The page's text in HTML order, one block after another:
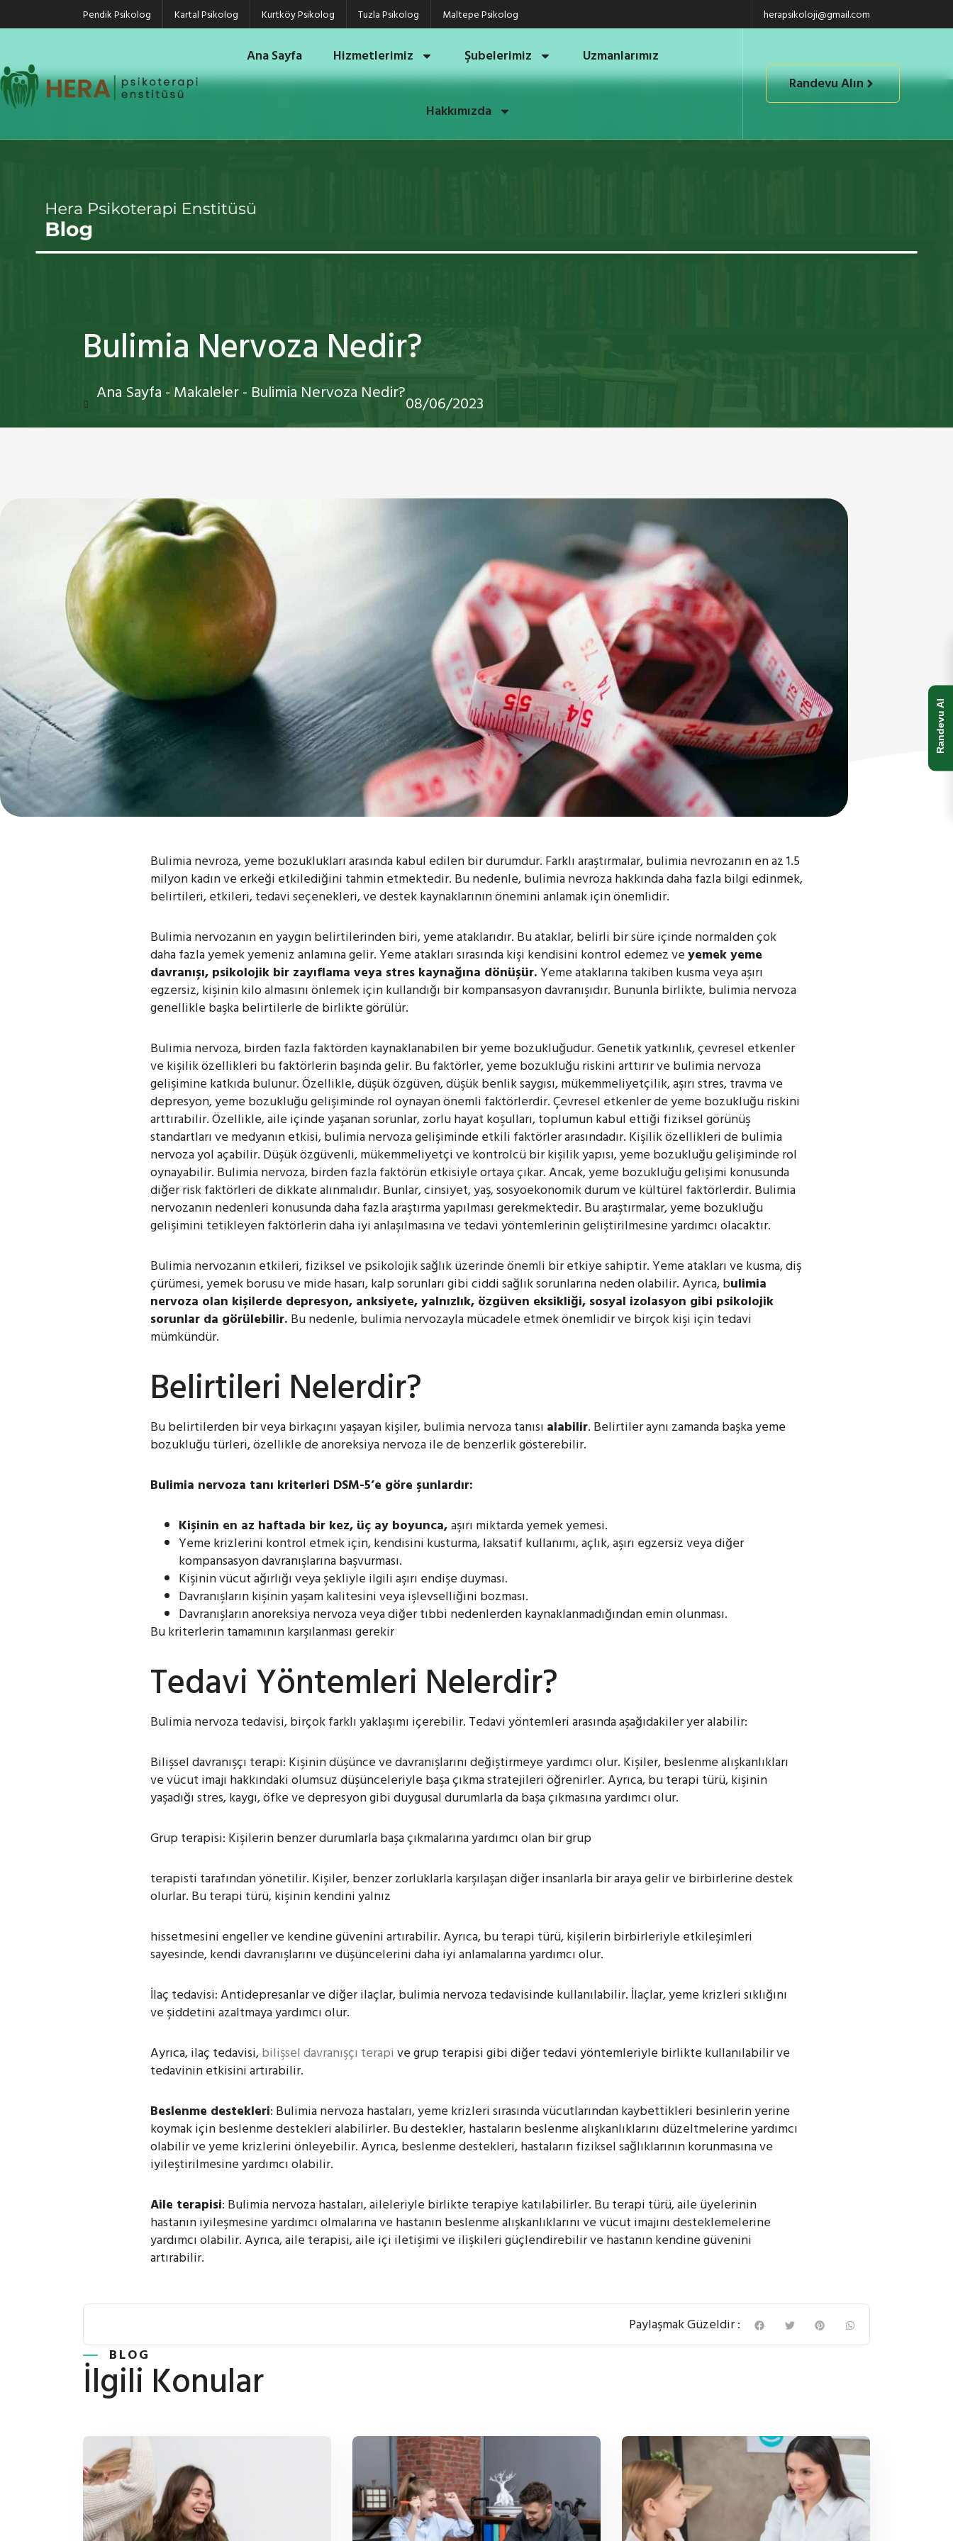
Pendik Psikolog Kartal Psikolog Kurtköy Psikolog Tuzla Psikolog Maltepe Psikolog herapsikoloji@gmail.com
Ana Sayfa Hizmetlerimiz Şubelerimiz Uzmanlarımız
Hakkımızda
Randevu Alın
Bulimia Nervoza Nedir?
Ana Sayfa-Makaleler- Bulimia Nervoza Nedir?08/06/2023
Bulimia nevroza, yeme bozuklukları arasında kabul edilen bir durumdur. Farklı araştırmalar, bulimia nevrozanın en az 1.5
milyon kadın ve erkeği etkilediğini tahmin etmektedir. Bu nedenle, bulimia nevroza hakkında daha fazla bilgi edinmek,
belirtileri, etkileri, tedavi seçenekleri, ve destek kaynaklarının önemini anlamak için önemlidir.
Bulimia nervozanın en yaygın belirtilerinden biri, yeme ataklarıdır. Bu ataklar, belirli bir süre içinde normalden çok
daha fazla yemek yemeniz anlamına gelir. Yeme atakları sırasında kişi kendisini kontrol edemez veyemek yeme
davranışı, psikolojik bir zayıflama veya stres kaynağına dönüşür.Yeme ataklarına takiben kusma veya aşırı
egzersiz, kişinin kilo almasını önlemek için kullandığı bir kompansasyon davranışıdır. Bununla birlikte, bulimia nervoza
genellikle başka belirtilerle de birlikte görülür.
Bulimia nervoza, birden fazla faktörden kaynaklanabilen bir yeme bozukluğudur. Genetik yatkınlık, çevresel etkenler
ve kişilik özellikleri bu faktörlerin başında gelir. Bu faktörler, yeme bozukluğu riskini arttırır ve bulimia nervoza
gelişimine katkıda bulunur. Özellikle, düşük özgüven, düşük benlik saygısı, mükemmeliyetçilik, aşırı stres, travma ve
depresyon, yeme bozukluğu gelişiminde rol oynayan önemli faktörlerdir. Çevresel etkenler de yeme bozukluğu riskini
arttırabilir. Özellikle, aile içinde yaşanan sorunlar, zorlu hayat koşulları, toplumun kabul ettiği fiziksel görünüş
standartları ve medyanın etkisi, bulimia nervoza gelişiminde etkili faktörler arasındadır. Kişilik özellikleri de bulimia
nervoza yol açabilir. Düşük özgüvenli, mükemmeliyetçi ve kontrolcü bir kişilik yapısı, yeme bozukluğu gelişiminde rol
oynayabilir. Bulimia nervoza, birden fazla faktörün etkisiyle ortaya çıkar. Ancak, yeme bozukluğu gelişimi konusunda
diğer risk faktörleri de dikkate alınmalıdır. Bunlar, cinsiyet, yaş, sosyoekonomik durum ve kültürel faktörlerdir. Bulimia
nervozanın nedenleri konusunda daha fazla araştırma yapılması gerekmektedir. Bu araştırmalar, yeme bozukluğu
gelişimini tetikleyen faktörlerin daha iyi anlaşılmasına ve tedavi yöntemlerinin geliştirilmesine yardımcı olacaktır.
Bulimia nervozanın etkileri, fiziksel ve psikolojik sağlık üzerinde önemli bir etkiye sahiptir. Yeme atakları ve kusma, diş
çürümesi, yemek borusu ve mide hasarı, kalp sorunları gibi ciddi sağlık sorunlarına neden olabilir. Ayrıca, bulimia
nervoza olan kişilerde depresyon, anksiyete,yalnızlık, özgüven eksikliği, sosyal izolasyon gibi psikolojik
sorunlar da görülebilir. Bu nedenle, bulimia nervozayla mücadele etmek önemlidir ve birçok kişi için tedavi
mümkündür.
Belirtileri Nelerdir?
Bu belirtilerden bir veya birkaçını yaşayan kişiler, bulimia nervoza tanısı alabilir. Belirtiler aynı zamanda başka yeme
bozukluğu türleri, özellikle de anoreksiya nervoza ile de benzerlik gösterebilir.
Bulimia nervoza tanı kriterleri DSM-5’e göre şunlardır:
Kişinin en az haftada bir kez, üç ay boyunca,aşırı miktarda yemekyemesi.
Yeme krizlerini kontrol etmek için, kendisini kusturma, laksatif kullanımı, açlık, aşırı egzersiz veya diğer
kompansasyon davranışlarına başvurması.
Kişinin vücut ağırlığı veya şekliyle ilgili aşırı endişeduyması.
Davranışların kişinin yaşam kalitesini veya işlevselliğini bozması.
Davranışların anoreksiya nervoza veya diğer tıbbi nedenlerden kaynaklanmadığından emin olunması.
Bu kriterlerin tamamının karşılanmasıgerekir
TedaviYöntemleri Nelerdir?
Bulimia nervoza tedavisi, birçok farklı yaklaşımı içerebilir. Tedavi yöntemleri arasında aşağıdakiler yer alabilir:
Bilişsel davranışçı terapi: Kişinin düşünce ve davranışlarını değiştirmeye yardımcı olur. Kişiler, beslenme alışkanlıkları
ve vücut imajı hakkındaki olumsuz düşünceleriyle başa çıkma stratejileri öğrenirler. Ayrıca, bu terapi türü, kişinin
yaşadığı stres, kaygı, öfke ve depresyon gibi duygusal durumlarla da başa çıkmasına yardımcı olur.
Grup terapisi: Kişilerin benzer durumlarla başa çıkmalarına yardımcı olan birgrup
terapisti tarafından yönetilir. Kişiler, benzer zorluklarla karşılaşan diğer insanlarla bir araya gelir ve birbirlerine destek
olurlar. Bu terapi türü, kişinin kendini yalnız
hissetmesini engeller ve kendine güvenini artırabilir. Ayrıca, bu terapi türü, kişilerin birbirleriyle etkileşimleri
sayesinde, kendi davranışlarını ve düşüncelerini daha iyi anlamalarına yardımcı olur.
İlaç tedavisi: Antidepresanlar ve diğer ilaçlar, bulimia nervoza tedavisinde kullanılabilir. İlaçlar, yeme krizleri sıklığını
ve şiddetini azaltmaya yardımcı olur.
Ayrıca, ilaç tedavisi,bilişsel davranışçı terapi ve grup terapisi gibi diğer tedavi yöntemleriyle birlikte kullanılabilir ve
tedavinin etkisini artırabilir.
Beslenme destekleri: Bulimia nervoza hastaları, yeme krizleri sırasında vücutlarından kaybettikleri besinlerin yerine
koymak için beslenme destekleri alabilirler. Bu destekler, hastaların beslenme alışkanlıklarını düzeltmelerine yardımcı
olabilir ve yeme krizlerini önleyebilir. Ayrıca, beslenme destekleri, hastaların fiziksel sağlıklarının korunmasına ve
iyileştirilmesine yardımcı olabilir.
Aile terapisi: Bulimia nervoza hastaları, aileleriyle birlikte terapiye katılabilirler. Bu terapi türü, aile üyelerinin
hastanın iyileşmesine yardımcı olmalarına vehastanınbeslenme alışkanlıklarını ve vücut imajını desteklemelerine
yardımcı olabilir. Ayrıca, aile terapisi, aile içi iletişimi ve ilişkileri güçlendirebilir ve hastanın kendine güvenini
artırabilir.
Paylaşmak Güzeldir :
BLOG
İlgili Konular
Randevu Al